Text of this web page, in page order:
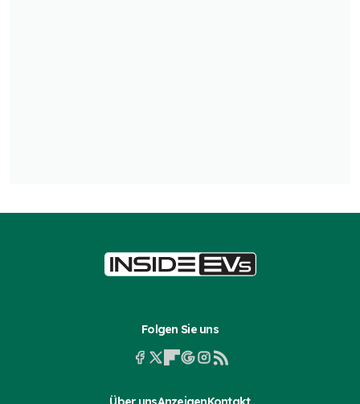
Folgen Sie uns